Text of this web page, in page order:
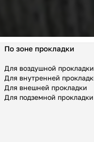
По зоне прокладки
Для воздушной прокладки
Для внутренней
Для внешней прокладки
Для подземной прокладки